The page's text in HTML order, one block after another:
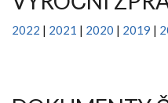
2022 | 2021 | 2020 | 2019 |